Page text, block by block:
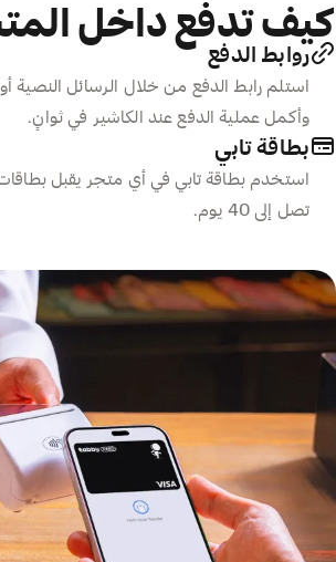
كيف تدفع داخل
روابط الدفع
استلم رابط الدفع من خلال الرسائل النصية أو
وأكمل عملية الدفع عند الكاشير في ثوانٍ.
بطاقة تابي
تصل إلى 40 يوم.